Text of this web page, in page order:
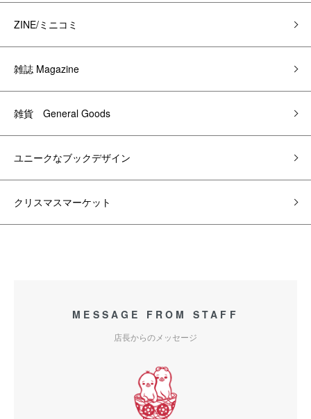
ZINE/ミニコミ
雑誌 Magazine
雑貨 General Goods
ユニークなブックデザイン
クリスマスマーケット
MESSAGE FROM STAFF
店長からのメッセージ